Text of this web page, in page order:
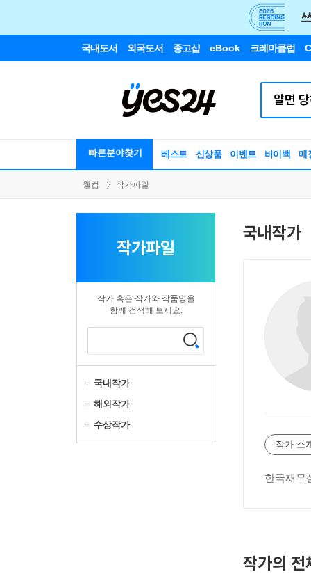
국내도서 외국도서 중고샵 eBook 크레마클럽
빠른분야찾기 베스트 신상품 이벤트 바이백 매
웰컴 작가파일
작가파일
작가 혹은 작가와 작품명을
함께 검색해 보세요.
국내작가
해외작가
수상작가
국내작가
작가 소
한국재무
작가의 전